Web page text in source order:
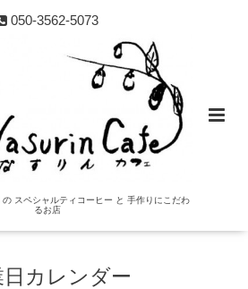
050-3562-5073
スペシャルティコーヒー と 手作りにこだわ
るお店
日カレンダー